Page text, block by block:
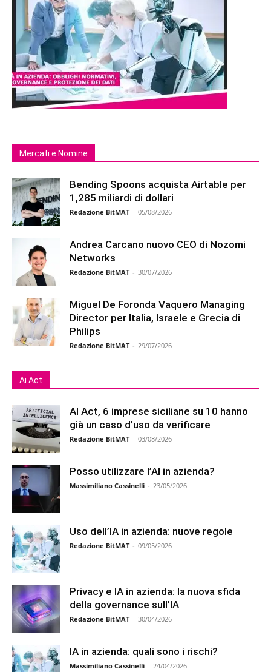
Mercati e Nomine
Bending Spoons acquista Airtable per
1,285 miliardi di dollari
Redazione BitMAT - 05/08/2026
Andrea Carcano nuovo CEO di Nozomi
Networks
Redazione BitMAT - 30/07/2026
Miguel De Foronda Vaquero Managing
Director per Italia, Israele e Grecia di
Philips
Redazione BitMAT - 29/07/2026
Ai Act
AI Act, 6 imprese siciliane su 10 hanno
già un caso d’uso da verificare
Redazione BitMAT - 03/08/2026
Posso utilizzare l’AI in azienda?
Massimiliano Cassinelli - 23/05/2026
Uso dell’IA in azienda: nuove regole
Redazione BitMAT - 09/05/2026
Privacy e IA in azienda: la nuova sfida
della governance sull’IA
Redazione BitMAT - 30/04/2026
IA in azienda: quali sono i rischi?
Massimiliano Cassinelli - 24/04/2026